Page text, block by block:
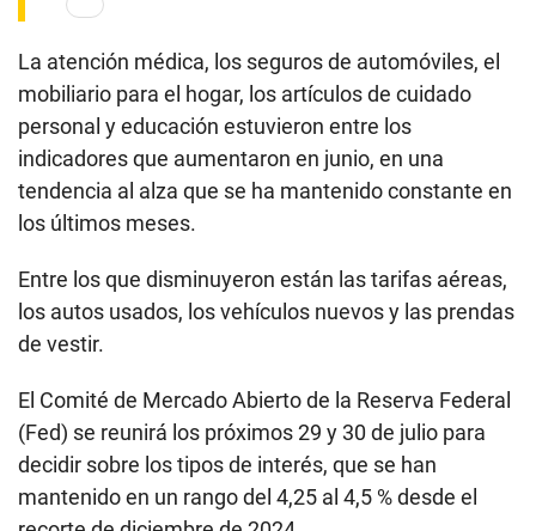
La atención médica, los seguros de automóviles, el
mobiliario para el hogar, los artículos de cuidado
personal y educación estuvieron entre los
indicadores que aumentaron en junio, en una
tendencia al alza que se ha mantenido constante en
los últimos meses.
Entre los que disminuyeron están las tarifas aéreas,
los autos usados, los vehículos nuevos y las prendas
de vestir.
El Comité de Mercado Abierto de la Reserva Federal
(Fed) se reunirá los próximos 29 y 30 de julio para
decidir sobre los tipos de interés, que se han
mantenido en un rango del 4,25 al 4,5 % desde el